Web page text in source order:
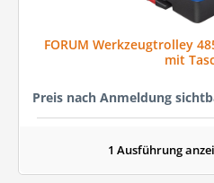
FORUM Werkzeugtrolley 485x350x195mm ABS Tafel
mit
Preis nach Anmeldung
1 Ausführung